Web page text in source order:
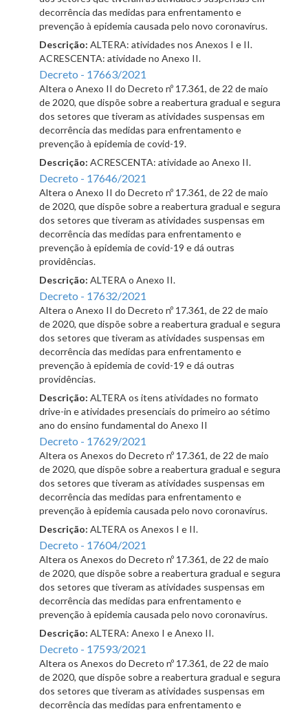
decorrência das medidas para enfrentamento e
prevenção à epidemia causada pelo novo coronavírus.
Descrição: ALTERA: atividades nos Anexos I e II.
ACRESCENTA: atividade no Anexo II.
Decreto - 17663/2021
Altera o Anexo II do Decreto nº 17.361, de 22 de maio
de 2020, que dispõe sobre a reabertura gradual e segura
dos setores que tiveram as atividades suspensas em
decorrência das medidas para enfrentamento e
prevenção à epidemia de covid-19.
Descrição: ACRESCENTA: atividade ao Anexo II.
Decreto - 17646/2021
Altera o Anexo II do Decreto nº 17.361, de 22 de maio
de 2020, que dispõe sobre a reabertura gradual e segura
dos setores que tiveram as atividades suspensas em
decorrência das medidas para enfrentamento e
prevenção à epidemia de covid-19 e dá outras
providências.
Descrição: ALTERA o Anexo II.
Decreto - 17632/2021
Altera o Anexo II do Decreto nº 17.361, de 22 de maio
de 2020, que dispõe sobre a reabertura gradual e segura
dos setores que tiveram as atividades suspensas em
decorrência das medidas para enfrentamento e
prevenção à epidemia de covid-19 e dá outras
providências.
Descrição: ALTERA os itens atividades no formato
drive-in e atividades presenciais do primeiro ao sétimo
ano do ensino fundamental do Anexo II
Decreto - 17629/2021
Altera os Anexos do Decreto nº 17.361, de 22 de maio
de 2020, que dispõe sobre a reabertura gradual e segura
dos setores que tiveram as atividades suspensas em
decorrência das medidas para enfrentamento e
prevenção à epidemia causada pelo novo coronavírus.
Descrição: ALTERA os Anexos I e II.
Decreto - 17604/2021
Altera os Anexos do Decreto nº 17.361, de 22 de maio
de 2020, que dispõe sobre a reabertura gradual e segura
dos setores que tiveram as atividades suspensas em
decorrência das medidas para enfrentamento e
prevenção à epidemia causada pelo novo coronavírus.
Descrição: ALTERA: Anexo I e Anexo II.
Decreto - 17593/2021
Altera os Anexos do Decreto nº 17.361, de 22 de maio
de 2020, que dispõe sobre a reabertura gradual e segura
dos setores que tiveram as atividades suspensas em
decorrência das medidas para enfrentamento e